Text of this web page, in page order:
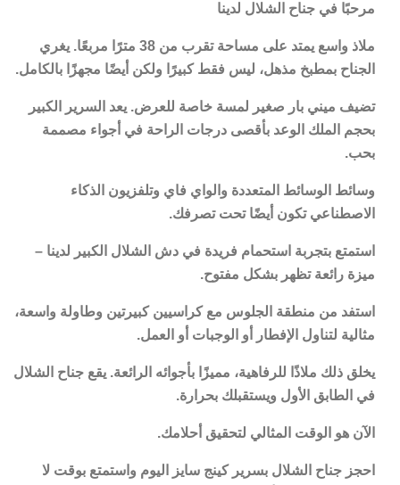
مرحبًا في جناح الشلال لدينا
ملاذ واسع يمتد على مساحة تقرب من 38 مترًا مربعًا. يغري
الجناح بمطبخ مذهل، ليس فقط كبيرًا ولكن أيضًا مجهزًا بالكامل.
تضيف ميني بار صغير لمسة خاصة للعرض. يعد السرير الكبير
بحجم الملك الوعد بأقصى درجات الراحة في أجواء مصممة
بحب.
وسائط الوسائط المتعددة والواي فاي وتلفزيون الذكاء
الاصطناعي تكون أيضًا تحت تصرفك.
استمتع بتجربة استحمام فريدة في دش الشلال الكبير لدينا –
ميزة رائعة تظهر بشكل مفتوح.
استفد من منطقة الجلوس مع كراسيين كبيرتين وطاولة واسعة،
مثالية لتناول الإفطار أو الوجبات أو العمل.
يخلق ذلك ملاذًا للرفاهية، مميزًا بأجوائه الرائعة. يقع جناح الشلال
في الطابق الأول ويستقبلك بحرارة.
الآن هو الوقت المثالي لتحقيق أحلامك.
احجز جناح الشلال بسرير كينج سايز اليوم واستمتع بوقت لا